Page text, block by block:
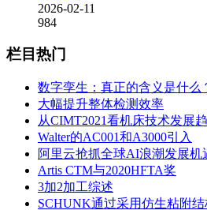
2026-02-11
984
栏目热门
数字孪生：真正的含义是什么
大幅提升整体检测效率
从CIMT2021看机床技术发展
Walter的AC001和A3000引入
阿里云抢抓全球AI浪潮发展机
Artis CTM与2020HFTA奖
3加2加工综述
SCHUNK通过采用仿生粘附